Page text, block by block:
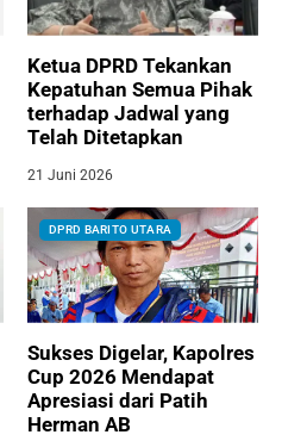
Ketua DPRD Tekankan
Kepatuhan Semua Pihak
terhadap Jadwal yang
Telah Ditetapkan
21 Juni 2026
DPRD BARITO UTARA
Sukses Digelar, Kapolres
Cup 2026 Mendapat
Apresiasi dari Patih
Herman AB